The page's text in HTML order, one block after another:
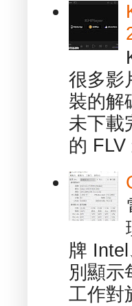
很多影
裝的解
未下載
的
牌
別顯示
工作對